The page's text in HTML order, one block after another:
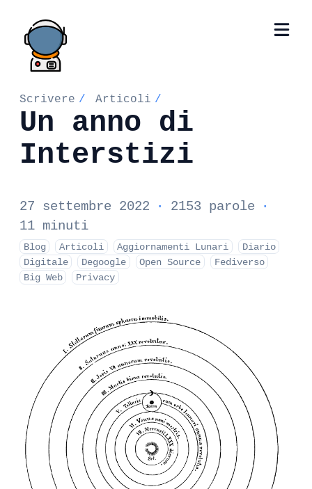
Scrivere / Articoli /
Un anno di
Interstizi
27 settembre 2022 · 2153 parole
·
11 minuti
Blog Articoli Aggiornamenti Lunari
Diario
Digitale
Degoogle Open Source
Fediverso
Big Web
Privacy